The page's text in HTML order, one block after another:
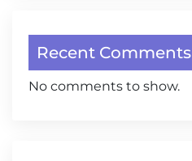
Recent Comments
No comments to show.